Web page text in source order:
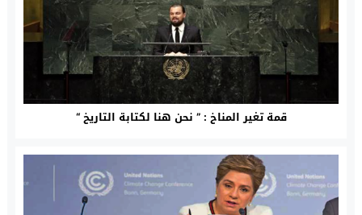
قمة تغير المناخ : ” نحن هنا لكتابة التاريخ “